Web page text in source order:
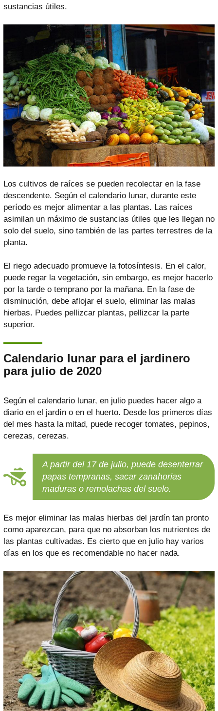
sustancias útiles.
Los cultivos de raíces se pueden recolectar en la fase
descendente. Según el calendario lunar, durante este
período es mejor alimentar a las plantas. Las raíces
asimilan un máximo de sustancias útiles que les llegan no
solo del suelo, sino también de las partes terrestres de la
planta.
El riego adecuado promueve la fotosíntesis. En el calor,
puede regar la vegetación, sin embargo, es mejor hacerlo
por la tarde o temprano por la mañana. En la fase de
disminución, debe aflojar el suelo, eliminar las malas
hierbas. Puedes pellizcar plantas, pellizcar la parte
superior.
Calendario lunar para el jardinero
para julio de 2020
Según el calendario lunar, en julio puedes hacer algo a
diario en el jardín o en el huerto. Desde los primeros días
del mes hasta la mitad, puede recoger tomates, pepinos,
cerezas, cerezas.
A partir del 17 de julio, puede desenterrar
papas tempranas, sacar zanahorias
maduras o remolachas del suelo.
Es mejor eliminar las malas hierbas del jardín tan pronto
como aparezcan, para que no absorban los nutrientes de
las plantas cultivadas. Es cierto que en julio hay varios
días en los que es recomendable no hacer nada.